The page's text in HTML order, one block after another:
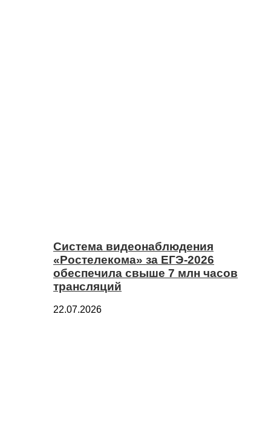
Система видеонаблюдения
«Ростелекома» за ЕГЭ-2026
обеспечила свыше 7 млн часов
трансляций
22.07.2026